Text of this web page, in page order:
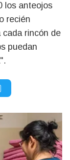
los anteojos
recién
cada rincón de
puedan